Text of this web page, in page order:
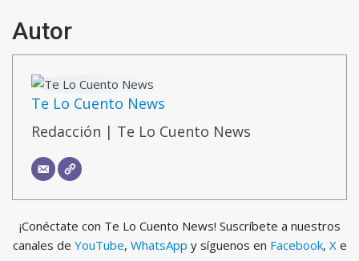
Autor
Te Lo Cuento News
Redacción | Te Lo Cuento News
¡Conéctate con Te Lo Cuento News! Suscríbete a nuestros
canales de YouTube, WhatsApp y síguenos en Facebook, X e